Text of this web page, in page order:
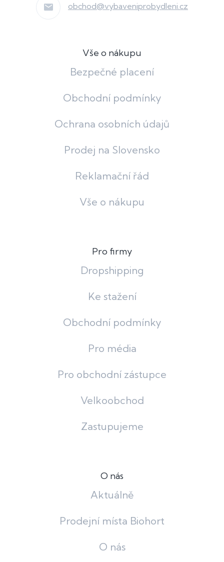
obchod@vybaveniprobydleni.cz
Vše o nákupu
Bezpečné placení
Obchodní podmínky
Ochrana osobních údajů
Prodej na Slovensko
Reklamační řád
Vše o nákupu
Pro firmy
Dropshipping
Ke stažení
Obchodní podmínky
Pro média
Pro obchodní zástupce
Velkoobchod
Zastupujeme
O nás
Aktuálně
Prodejní místa Biohort
O nás